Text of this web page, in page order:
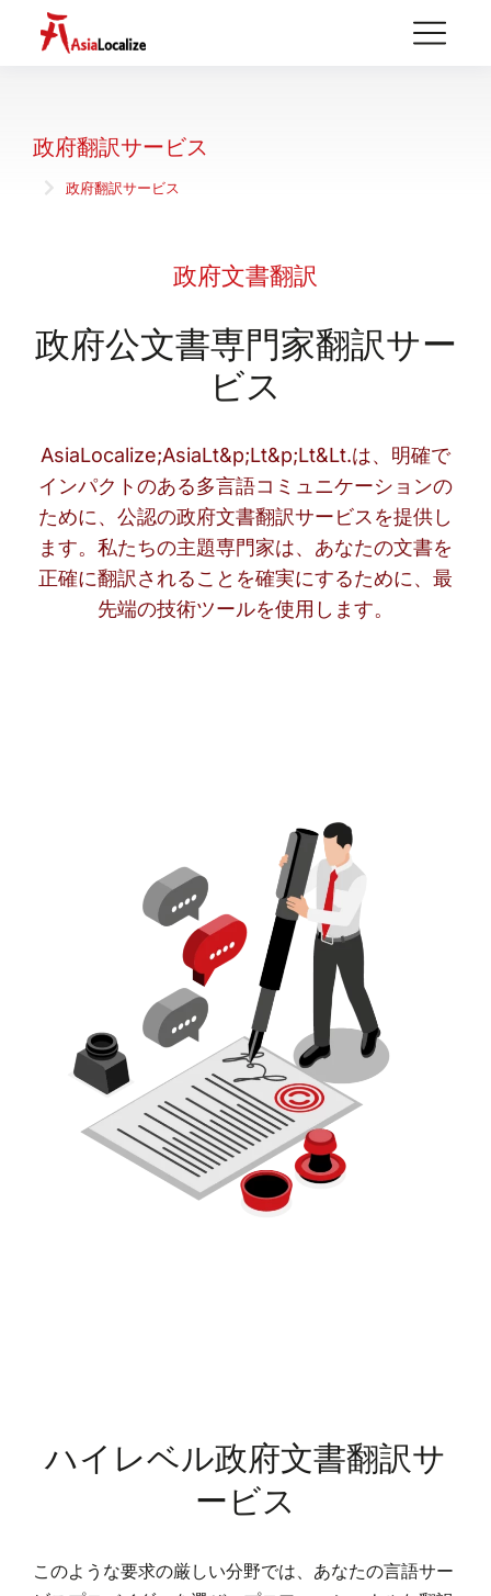
政府翻訳サービス
You are here:
政府翻訳サービス
政府文書翻訳
政府公文書専門家翻訳サー
ビス
AsiaLocalize;AsiaLt&p;Lt&p;Lt&Lt.は、明確で
インパクトのある多言語コミュニケーションの
ために、公認の政府文書翻訳サービスを提供し
ます。私たちの主題専門家は、あなたの文書を
正確に翻訳されることを確実にするために、最
先端の技術ツールを使用します。
ハイレベル政府文書翻訳サ
ービス
このような要求の厳しい分野では、あなたの言語サー